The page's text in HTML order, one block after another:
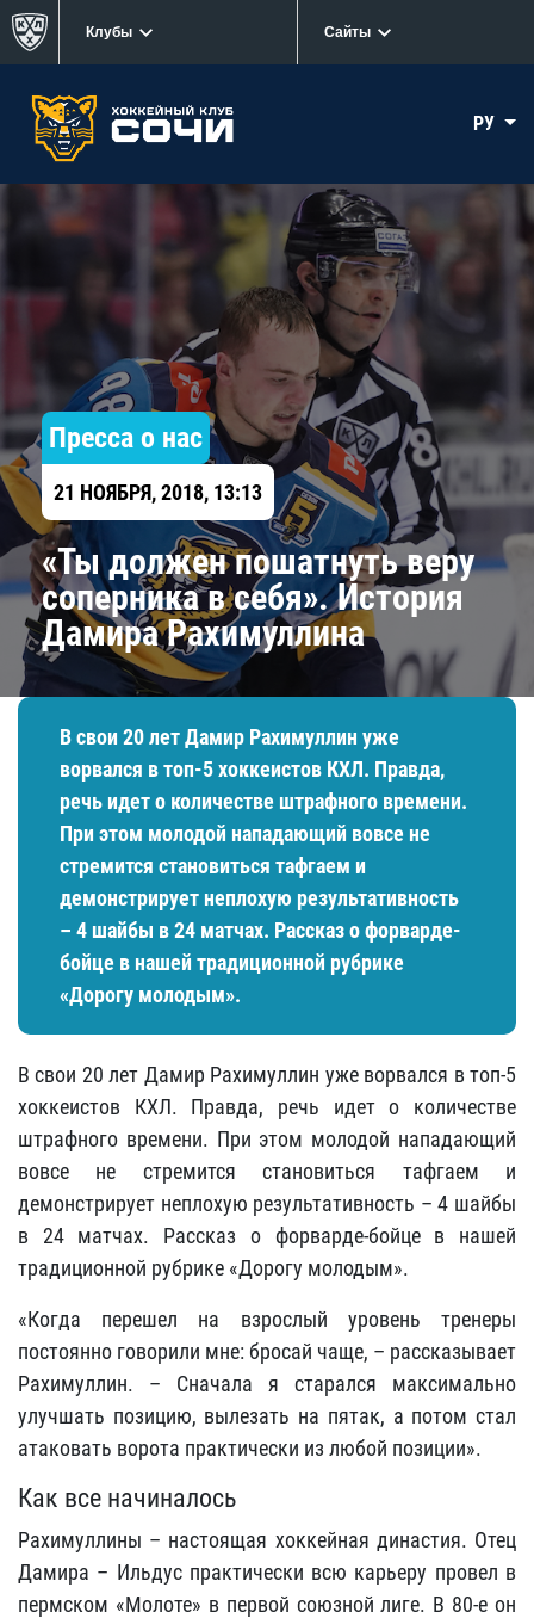
Клубы Сайты
РУ
Пресса о нас
21 НОЯБРЯ, 2018, 13:13
«Ты должен пошатнуть веру
соперника в себя». История
Дамира Рахимуллина
В свои 20 лет Дамир Рахимуллин уже
ворвался в топ-5 хоккеистов КХЛ. Правда,
речь идет о количестве штрафного времени.
При этом молодой нападающий вовсе не
стремится становиться тафгаем и
демонстрирует неплохую результативность
– 4 шайбы в 24 матчах. Рассказ о форварде-
бойце в нашей традиционной рубрике
«Дорогу молодым».
В свои 20 лет Дамир Рахимуллин уже ворвался в топ-5
хоккеистов КХЛ. Правда, речь идет о количестве
штрафного времени. При этом молодой нападающий
вовсе не стремится становиться тафгаем и
демонстрирует неплохую результативность – 4 шайбы
в 24 матчах. Рассказ о форварде-бойце в нашей
традиционной рубрике «Дорогу молодым».
«Когда перешел на взрослый уровень тренеры
постоянно говорили мне: бросай чаще, – рассказывает
Рахимуллин. – Сначала я старался максимально
улучшать позицию, вылезать на пятак, а потом стал
атаковать ворота практически из любой позиции».
Как все начиналось
Рахимуллины – настоящая хоккейная династия. Отец
Дамира – Ильдус практически всю карьеру провел в
пермском «Молоте» в первой союзной лиге. В 80-е он